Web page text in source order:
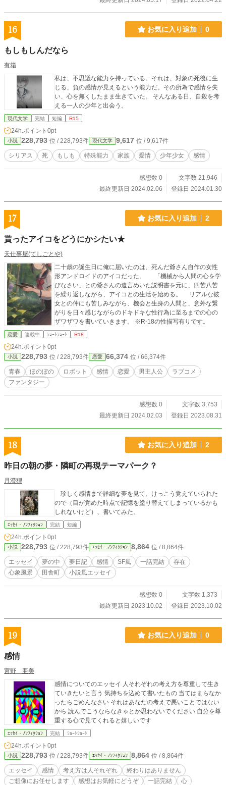
16 お気に入り追加 0
もしもしんだなら
有箱
私は、不思議な能力を持っている。それは、対象の死後に生
じる、負の感情が見えるという能力だ。その所為で感情を失
い、心を無くしたまま生きていた。 そんなある日、自殺を考
える一人の少年と出会う。
現代文学 完結 短編 R15
24h.ポイント 0pt
小説 228,793 位 / 228,793件 現代文学 9,617 位 / 9,617件
シリアス 死 もしも 特殊能力 家族 愛情 少年少女 感情
感想数 0
文字数 21,946
最終更新日 2024.02.06
登録日 2024.01.30
17 お気に入り追加 2
貰ったアイコをどうにかシたい★
天仕事屋(てしごとや)
二十歳の誕生日に俺に届いたのは、死んだ爺さん自作の女性
形アンドロイドのアイコだった。 「機械から人間の心を学
びなさい」との爺さんの遺言めいた説明書を元に、四苦八苦
を繰り返しながら、アイコとの生活を始める。 リアルな彼
女との仲にも苦しみながら、機会と生身の人間と、意外な繋
がりを日々感じながらのドキドキな性行為に至るまでの心の
ザワザワを書いていきます。 ※R-18の性描写有りです。
恋愛 連載中 ｼｮｰﾄｼｮｰﾄ R18
24h.ポイント 0pt
小説 228,793 位 / 228,793件 恋愛 66,374 位 / 66,374件
青春 ほのぼの ロボット 感情 恋愛 男主人公
ラブコメ
ファンタジー
感想数 0
文字数 3,753
最終更新日 2024.02.03
登録日 2023.08.31
18 お気に入り追加 2
昨日の朝の夢・隣町の再現テーマパーク？
月澄狸
珍しく感情まで詳細な夢を見て、けっこう覚えていられた
ので（目が覚めた時点で記憶を塗り替えてしまっているかも
しれないけど）、書いてみた。
ｴｯｾｲ・ﾉﾝﾌｨｸｼｮﾝ 完結 短編
24h.ポイント 0pt
小説 228,793 位 / 228,793件 ｴｯｾｲ・ﾉﾝﾌｨｸｼｮﾝ 8,864 位 / 8,864件
エッセイ 夢の中 夢日記 感情 SF風 一話完結
存在
心象風景
田舎町 小説風エッセイ
感想数 0
文字数 1,373
最終更新日 2023.10.02
登録日 2023.10.02
19 お気に入り追加 0
感情
宮野 亜美
感情についてのエッセイ 人それぞれの考え方を尊重して生き
ていきたいと言う 気持ちを込めて書いたもの 当てはまらなか
ったらごめんなさい それはあなたの考えで悪いことではない
から 読んでこうならなきゃとか思わないでください 自分を尊
重する心で見てくれると嬉しいです
ｴｯｾｲ・ﾉﾝﾌｨｸｼｮﾝ 完結 ｼｮｰﾄｼｮｰﾄ
24h.ポイント 0pt
小説 228,793 位 / 228,793件 ｴｯｾｲ・ﾉﾝﾌｨｸｼｮﾝ 8,864 位 / 8,864件
エッセイ 感情 考え方は人それぞれ
終わりはありません
ご想像にお任せします
感想はお気軽にどうぞ 一話完結 心